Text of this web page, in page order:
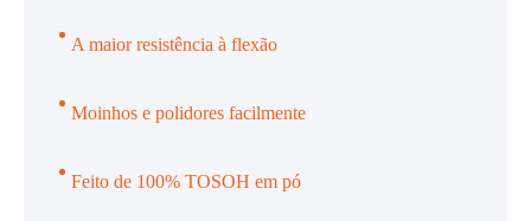
A maior resistência à flexão
Moinhos e polidores facilmente
Feito de 100% TOSOH em pó